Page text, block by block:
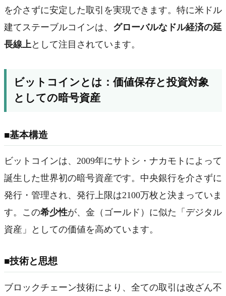
を介さずに安定した取引を実現できます。特に米ドル
建てステーブルコインは、 グローバルなドル経済の延
長線上として注目されています。
ビットコインとは：価値保存と投資対象
としての暗号資産
■基本構造
ビットコインは、2009年にサトシ・ナカモトによって
誕生した世界初の暗号資産です。中央銀行を介さずに
発行・管理され、発行上限は2100万枚と決まっていま
す。この希少性が、金（ゴールド）に似た「デジタル
資産」としての価値を高めています。
■技術と思想
ブロックチェーン技術により、全ての取引は改ざん不